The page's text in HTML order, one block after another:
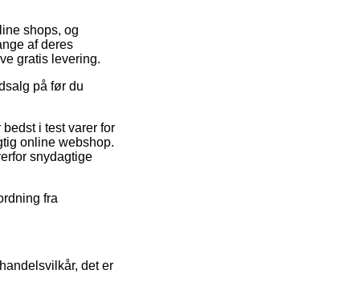
shops, og
af deres
gratis levering.
på før du
i test varer for
online webshop.
snydagtige
fra
det er